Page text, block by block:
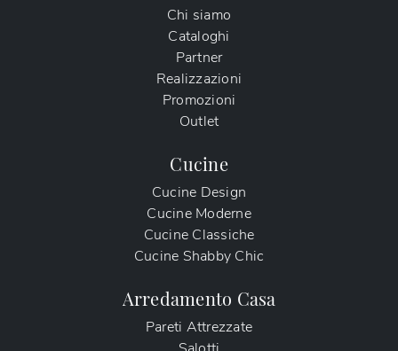
Chi siamo
Cataloghi
Partner
Realizzazioni
Promozioni
Outlet
Cucine
Cucine Design
Cucine Moderne
Cucine Classiche
Cucine Shabby Chic
Arredamento Casa
Pareti Attrezzate